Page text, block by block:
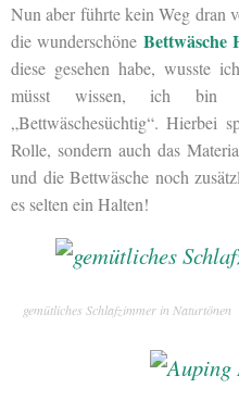
Nun aber führte kein Weg dran
die wunderschöne Bettwäsche
diese gesehen habe, wusste
müsst wissen, ich bin
„Bettwäschesüchtig“. Hierbei
Rolle, sondern auch das
und die Bettwäsche noch
es selten ein Halten!
gemütliches Schlafzimmer in Naturtönen